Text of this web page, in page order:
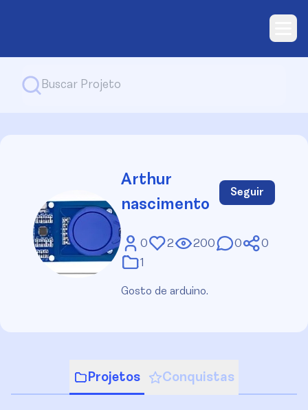
Arthur
nascimento
Seguir
0 2 200 0
0
1
Gosto de arduino.
Projetos Conquistas